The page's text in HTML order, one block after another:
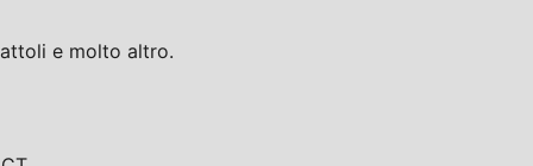
e molto altro.